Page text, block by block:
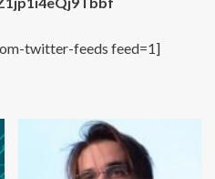
twitter-feeds feed=1]